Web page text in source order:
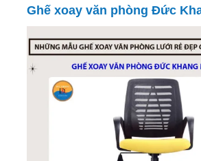
Ghế xoay văn phòng Đức